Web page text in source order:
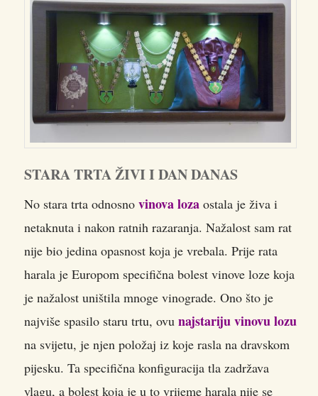
STARA TRTA ŽIVI I DAN DANAS
No stara trta odnosno vinova loza ostala je živa i
netaknuta i nakon ratnih razaranja. Nažalost sam rat
nije bio jedina opasnost koja je vrebala. Prije rata
harala je Europom specifična bolest vinove loze koja
je nažalost uništila mnoge vinograde. Ono što je
najviše spasilo staru trtu, ovu najstariju vinovu lozu
na svijetu, je njen položaj iz koje rasla na dravskom
pijesku. Ta specifična konfiguracija tla zadržava
vlagu, a bolest koja je u to vrijeme harala nije se